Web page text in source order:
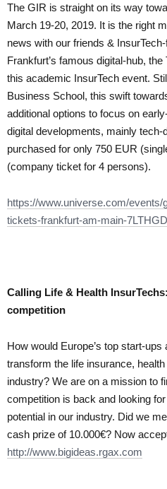
The GIR is straight on its way
March 19-20, 2019. It is the right
news with our friends &
Frankfurt’s famous digital-hub,
this academic InsurTech event.
Business School, this swift
additional options to focus on
digital developments, mainly tech-
purchased for only 750 EUR
(company ticket for 4 persons).
https://www.universe.com/
tickets-frankfurt-am-main-
Calling Life & Health
competition
How would Europe’s top start-
transform the life insurance,
industry? We are on a mission to
competition is back and looking
potential in our industry. Did we
cash prize of 10.000€? Now
http://www.bigideas.rgax.com